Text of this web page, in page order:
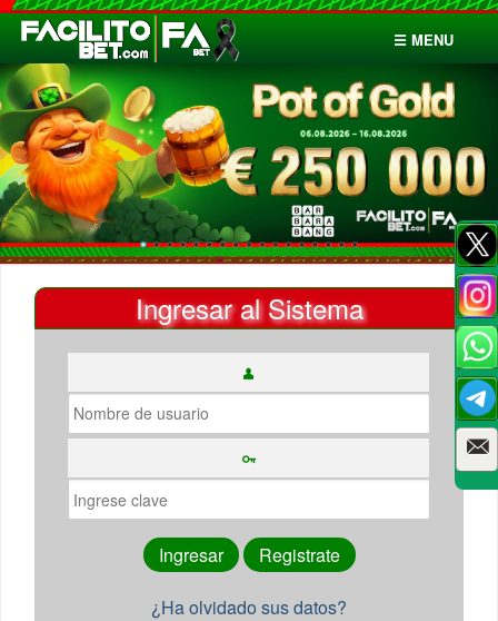
☰ MENU
Inicio
Apuestas
Cuentas
Ingresar al Sistema
¿Ha olvidado sus datos?